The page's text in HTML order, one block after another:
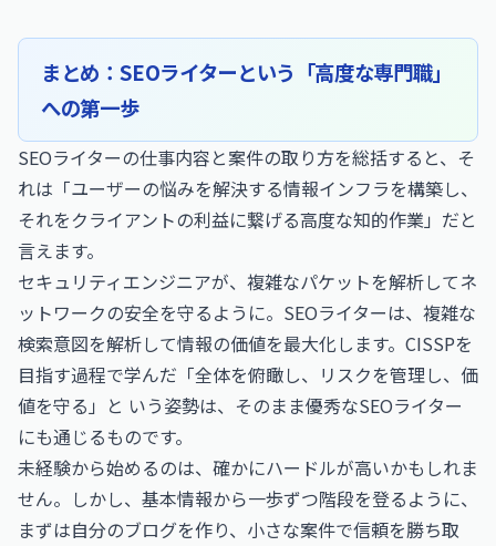
まとめ：SEOライターという「高度な専門職」
への第一歩
SEOライターの仕事内容と案件の取り方を総括すると、そ
れは「ユーザーの悩みを解決する情報インフラを構築し、
それをクライアントの利益に繋げる高度な知的作業」だと
言えます。
セキュリティエンジニアが、複雑なパケットを解析してネ
ットワークの安全を守るように。SEOライターは、複雑な
検索意図を解析して情報の価値を最大化します。CISSPを
目指す過程で学んだ「全体を俯瞰し、リスクを管理し、価
値を守る」と いう姿勢は、そのまま優秀なSEOライター
にも通じるものです。
未経験から始めるのは、確かにハードルが高いかもしれま
せん。しかし、基本情報から一歩ずつ階段を登るように、
まずは自分のブログを作り、小さな案件で信頼を勝ち取